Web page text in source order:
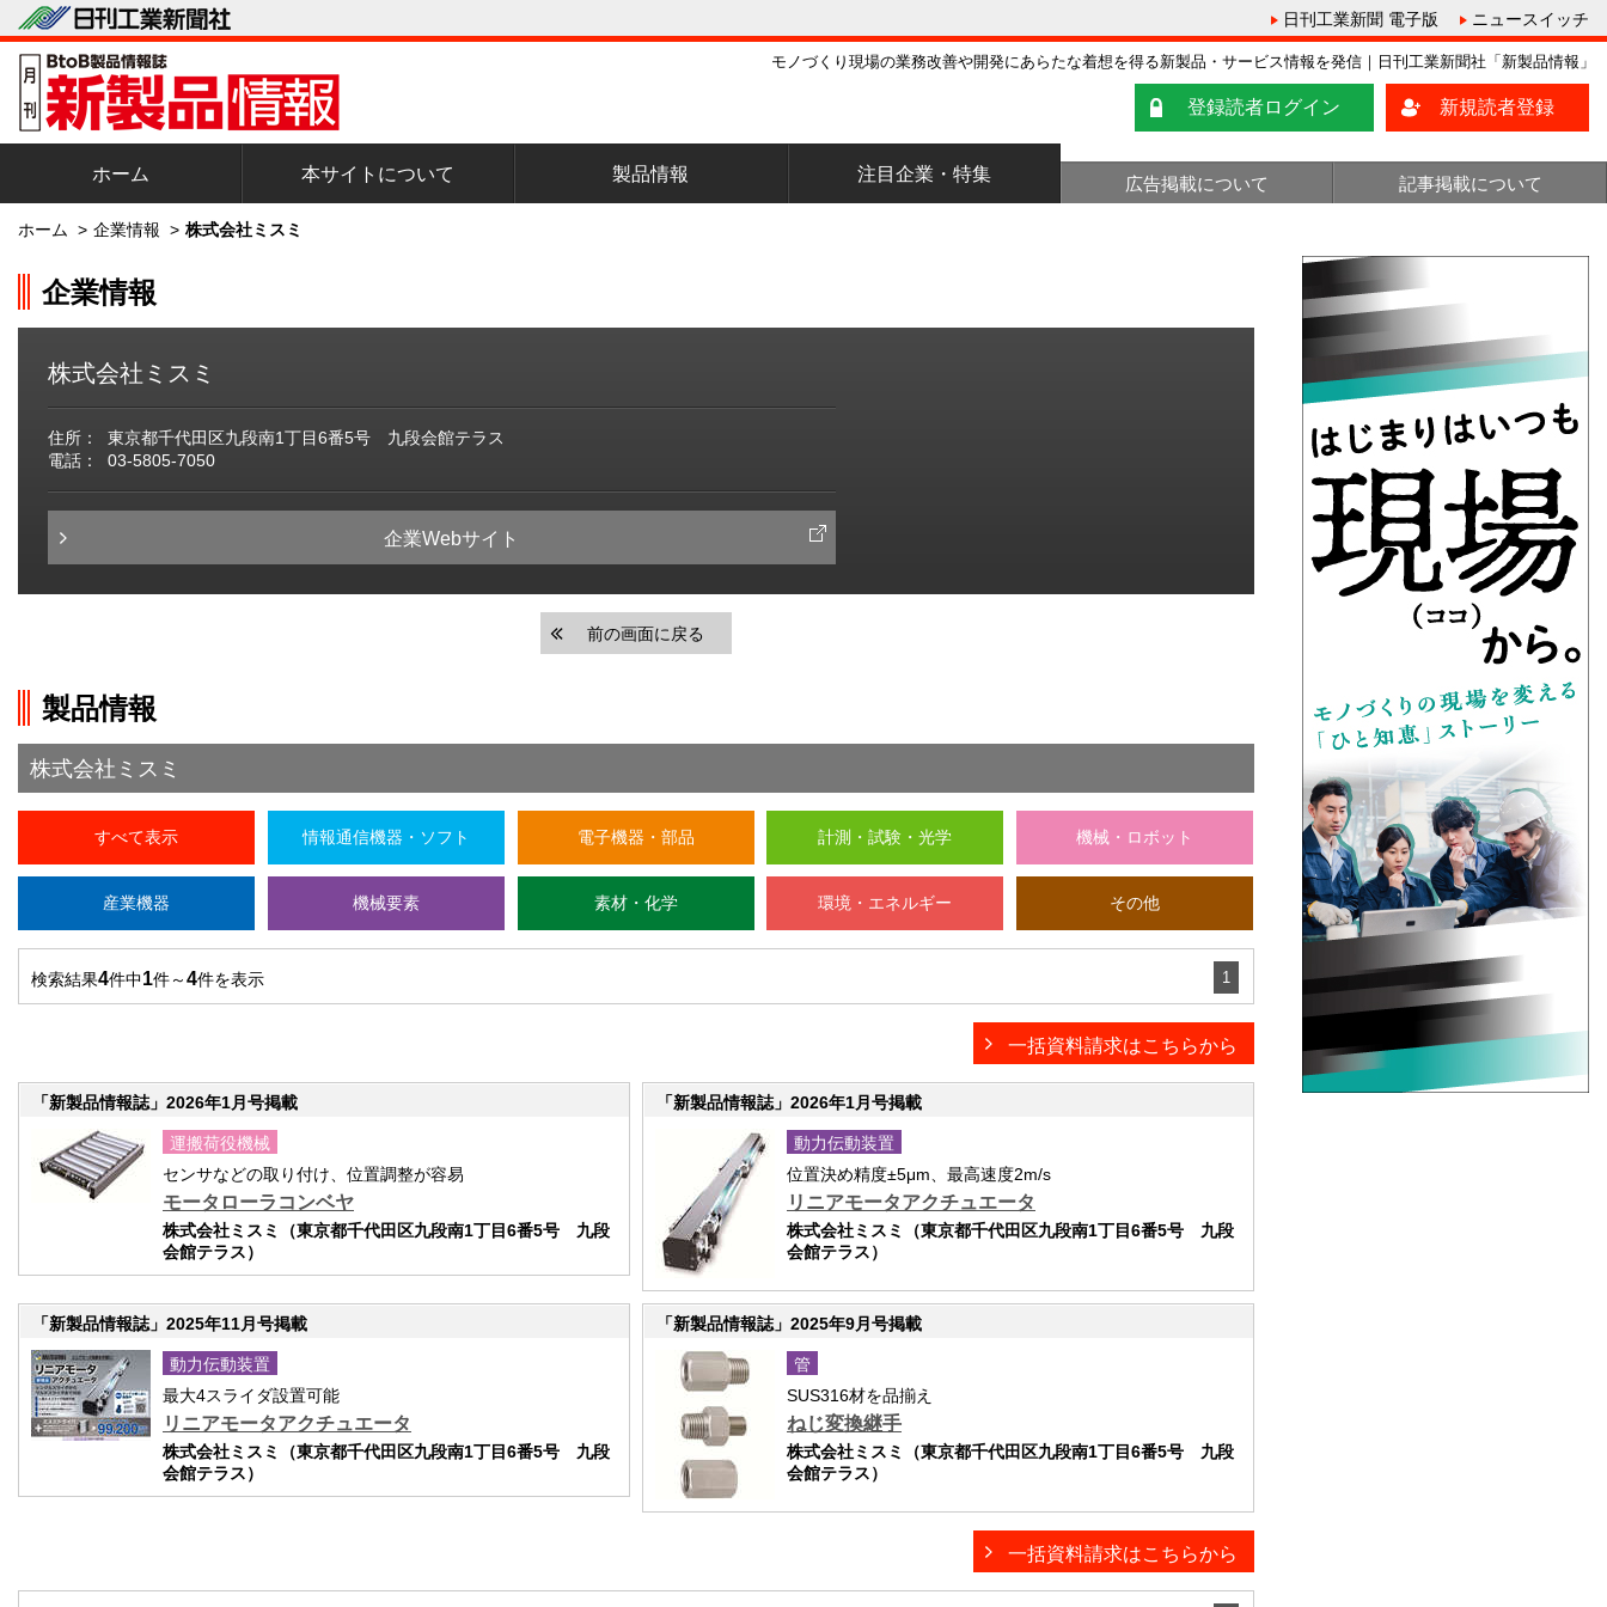
日刊工業新聞 電子版 ニュースイッチ
モノづくり現場の業務改善や開発にあらたな着想を得る新製品・サービス情報を発信｜日刊工業新聞社「新製品情報」
登録読者ログイン 新規読者登録
ホーム 本サイトについて 製品情報 注目企業・特集 広告掲載について 記事掲載について
ホーム > 企業情報 > 株式会社ミスミ
企業情報
株式会社ミスミ
住所：
東京都千代田区九段南1丁目6番5号 九段会館テラス
電話：
03-5805-7050
企業Webサイト
前の画面に戻る
製品情報
株式会社ミスミ
すべて表示 情報通信機器・ソフト 電子機器・部品 計測・試験・光学 機械・ロボット
産業機器 機械要素 素材・化学 環境・エネルギー その他
検索結果4件中1件～4件を表示 1
一括資料請求はこちらから
「新製品情報誌」2026年1月号掲載
運搬荷役機械
センサなどの取り付け、位置調整が容易
モータローラコンベヤ
株式会社ミスミ（東京都千代田区九段南1丁目6番5号 九段
会館テラス）
「新製品情報誌」2026年1月号掲載
動力伝動装置
位置決め精度±5μm、最高速度2m/s
リニアモータアクチュエータ
株式会社ミスミ（東京都千代田区九段南1丁目6番5号 九段
会館テラス）
「新製品情報誌」2025年11月号掲載
動力伝動装置
最大4スライダ設置可能
リニアモータアクチュエータ
株式会社ミスミ（東京都千代田区九段南1丁目6番5号 九段
会館テラス）
「新製品情報誌」2025年9月号掲載
管
SUS316材を品揃え
ねじ変換継手
株式会社ミスミ（東京都千代田区九段南1丁目6番5号 九段
会館テラス）
一括資料請求はこちらから